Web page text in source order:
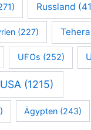
Russland
(227)
UFOs (252)
USA (1215)
Ägypten (243)